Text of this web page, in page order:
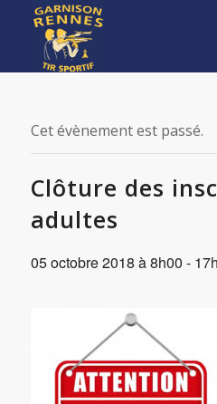
Cet évènement est passé.
Clôture des
adultes
05 octobre 2018 à 8h00 -